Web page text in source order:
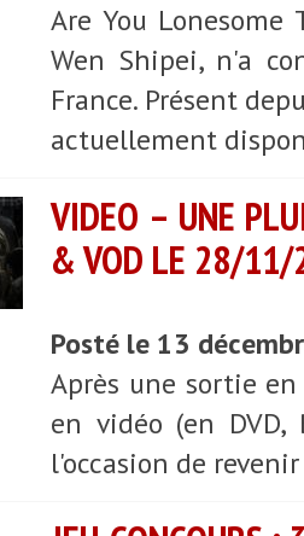
Are You
Wen Shipei, n'a
France. Présent
actuellement
VIDEO – UNE
& VOD LE 28/
Posté le 13
Après une sortie
en vidéo (en
l'occasion de